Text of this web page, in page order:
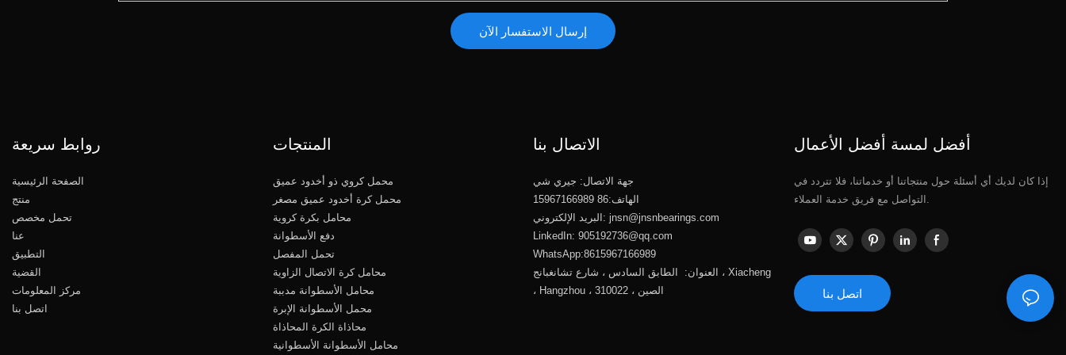
إرسال الاستفسار الآن
روابط سريعة
الصفحة الرئيسية
منتج
تحمل مخصص
عنا
التطبيق
القضية
مركز المعلومات
اتصل بنا
المنتجات
محمل كروي ذو أخدود عميق
محمل كرة أخدود عميق مصغر
محامل بكرة كروية
دفع الأسطوانة
تحمل المفصل
محامل كرة الاتصال الزاوية
محامل الأسطوانة مدببة
محمل الأسطوانة الإبرة
محاذاة الكرة المحاذاة
محامل الأسطوانة الأسطوانية
الاتصال بنا
جهة الاتصال: جيري شي
الهاتف:86 15967166989
البريد الإلكتروني: jnsn@jnsnbearings.com
LinkedIn: 905192736@qq.com
WhatsApp:8615967166989
العنوان: الطابق السادس ، شارع تشانغبانج ، Xiacheng
أفضل لمسة أفضل الأعمال
إذا كان لديك أي أسئلة حول منتجاتنا أو خدماتنا، فلا تتردد في
التواصل مع فريق خدمة العملاء.
اتصل بنا